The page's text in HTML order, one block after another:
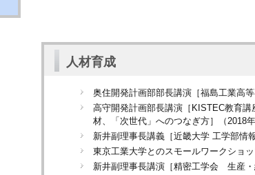
人材育成
奥住開発計画部部長講演［福島工業高
高守開発計画部長講演［KISTEC教育
材、「次世代」へのつなぎ方］（2018年
新井副理事長講義［近畿大学 工学部情
東京工業大学とのスモールワークショッ
新井副理事長講演［精密工学会 生産・